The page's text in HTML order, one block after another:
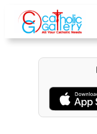
content